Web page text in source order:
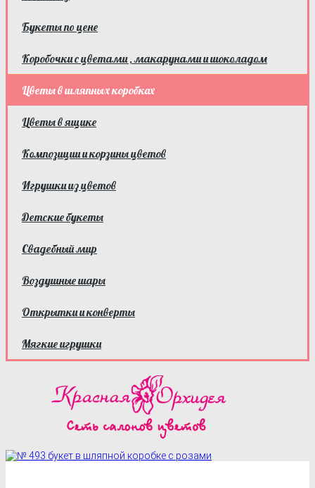
Букеты по цене
Коробочки с цветами , макарунами и шоколадом
Цветы в шляпных коробках
Цветы в ящике
Композиции и корзины цветов
Игрушки из цветов
Детские букеты
Свадебный мир
Воздушные шары
Открытки и конверты
Мягкие игрушки